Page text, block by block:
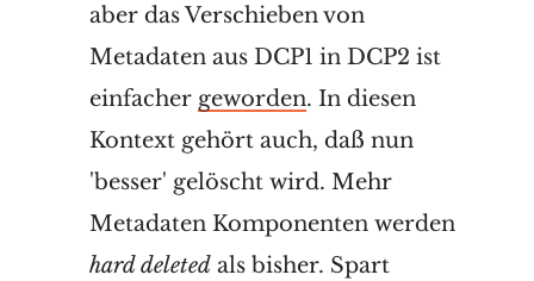
aber das Verschieben von
Metadaten aus DCP1 in DCP2 ist
einfacher geworden. In diesen
Kontext gehört auch, daß nun
'besser' gelöscht wird. Mehr
Metadaten Komponenten werden
hard deleted als bisher. Spart